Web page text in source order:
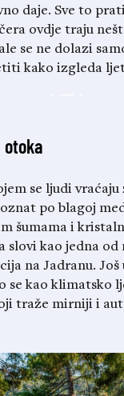
daje. Sve to
ovdje traju
se ne dolazi
kako izgleda
otoka
se ljudi vraćaju
po blagoj
šumama i
slovi kao jedna od
na Jadranu. Još
se kao klimatsko
traže mirniji i